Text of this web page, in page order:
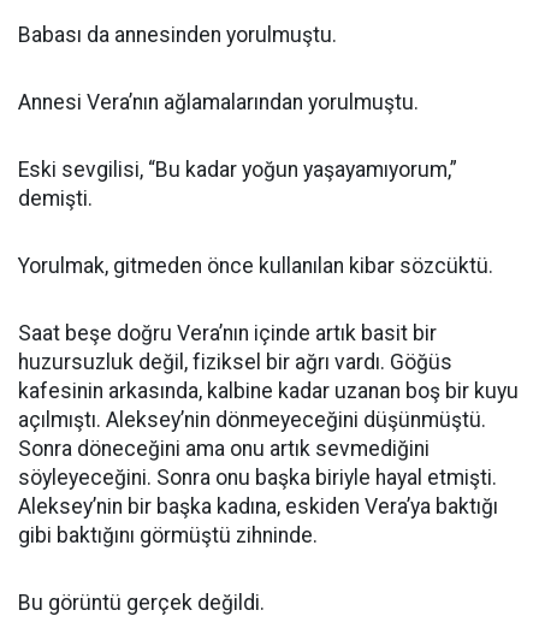
Babası da annesinden yorulmuştu.
Annesi Vera’nın ağlamalarından yorulmuştu.
Eski sevgilisi, “Bu kadar yoğun yaşayamıyorum,”
demişti.
Yorulmak, gitmeden önce kullanılan kibar sözcüktü.
Saat beşe doğru Vera’nın içinde artık basit bir
huzursuzluk değil, fiziksel bir ağrı vardı. Göğüs
kafesinin arkasında, kalbine kadar uzanan boş bir kuyu
açılmıştı. Aleksey’nin dönmeyeceğini düşünmüştü.
Sonra döneceğini ama onu artık sevmediğini
söyleyeceğini. Sonra onu başka biriyle hayal etmişti.
Aleksey’nin bir başka kadına, eskiden Vera’ya baktığı
gibi baktığını görmüştü zihninde.
Bu görüntü gerçek değildi.